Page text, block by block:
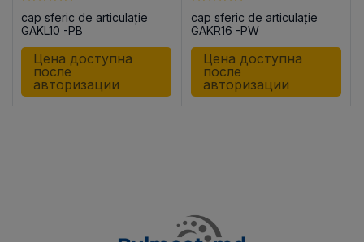
cap sferic de articulație
GAKL10 -PB
Цена доступна
после
авторизации
cap sferic de articulație
GAKR16 -PW
Цена доступна
после
авторизации